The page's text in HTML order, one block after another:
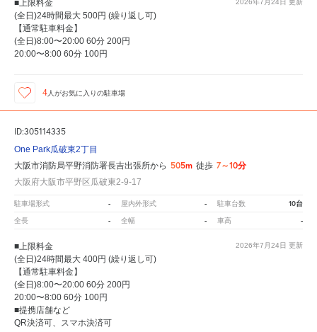
2026年7月24日 更新
■上限料金
(全日)24時間最大 500円 (繰り返し可)
【通常駐車料金】
(全日)8:00〜20:00 60分 200円
20:00〜8:00 60分 100円
4人がお気に入りの駐車場
ID:305114335
One Park瓜破東2丁目
大阪市消防局平野消防署長吉出張所から 505m 徒歩 7～10分
大阪府大阪市平野区瓜破東2-9-17
駐車場形式 - 屋内外形式 - 駐車台数 10台
全長 - 全幅 - 車高 -
2026年7月24日 更新
■上限料金
(全日)24時間最大 400円 (繰り返し可)
【通常駐車料金】
(全日)8:00〜20:00 60分 200円
20:00〜8:00 60分 100円
■提携店舗など
QR決済可、スマホ決済可